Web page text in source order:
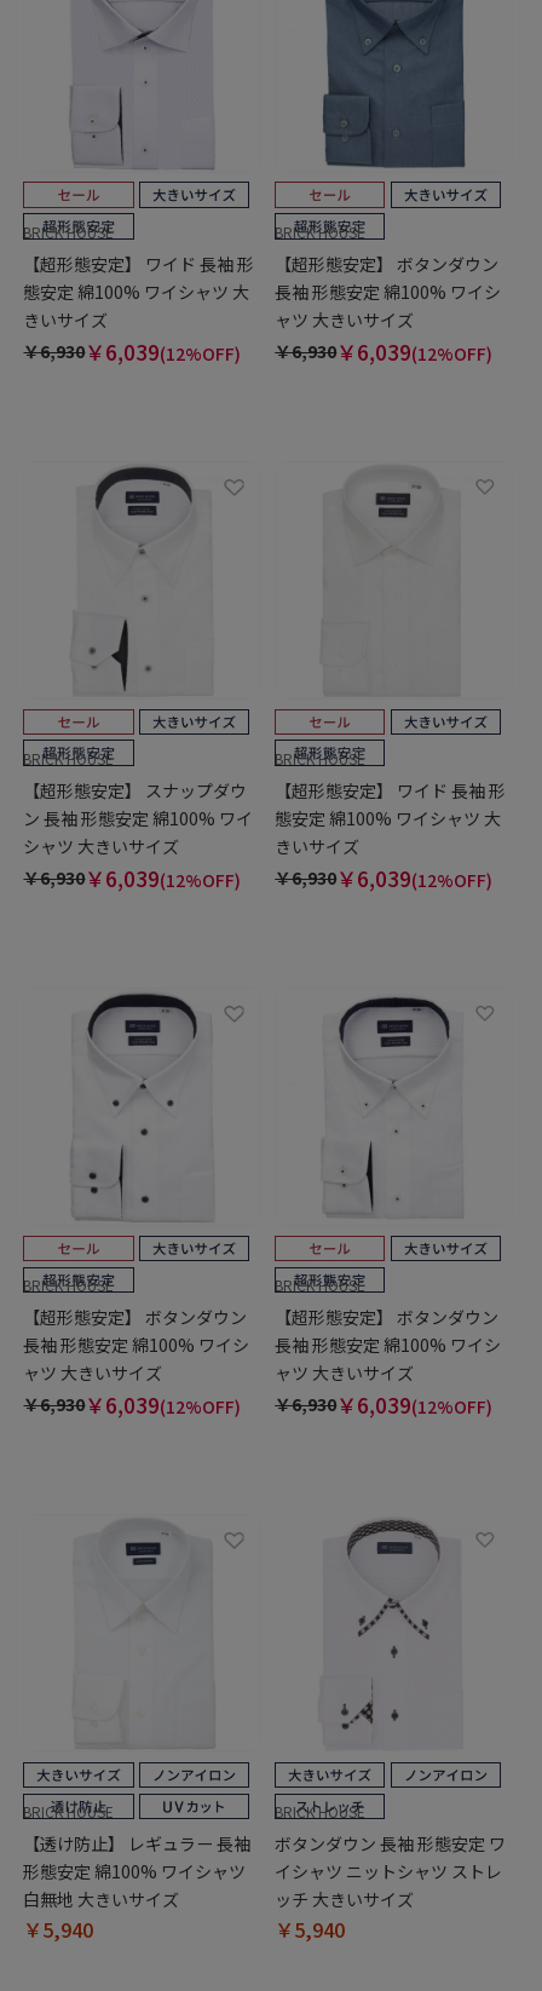
BRICK HOUSE
【超形態安定】 ワイド 長袖 形
態安定 綿100% ワイシャツ 大
きいサイズ
￥6,930￥6,039(12%OFF)
BRICK HOUSE
【超形態安定】 ボタンダウン
長袖 形態安定 綿100% ワイシ
ャツ 大きいサイズ
￥6,930￥6,039(12%OFF)
BRICK HOUSE
【超形態安定】 スナップダウ
ン 長袖 形態安定 綿100% ワイ
シャツ 大きいサイズ
￥6,930￥6,039(12%OFF)
BRICK HOUSE
【超形態安定】 ワイド 長袖 形
態安定 綿100% ワイシャツ 大
きいサイズ
￥6,930￥6,039(12%OFF)
BRICK HOUSE
【超形態安定】 ボタンダウン
長袖 形態安定 綿100% ワイシ
ャツ 大きいサイズ
￥6,930￥6,039(12%OFF)
BRICK HOUSE
【超形態安定】 ボタンダウン
長袖 形態安定 綿100% ワイシ
ャツ 大きいサイズ
￥6,930￥6,039(12%OFF)
BRICK HOUSE
【透け防止】 レギュラー 長袖
形態安定 綿100% ワイシャツ
白無地 大きいサイズ
￥5,940
BRICK HOUSE
ボタンダウン 長袖 形態安定 ワ
イシャツ ニットシャツ ストレ
ッチ 大きいサイズ
￥5,940